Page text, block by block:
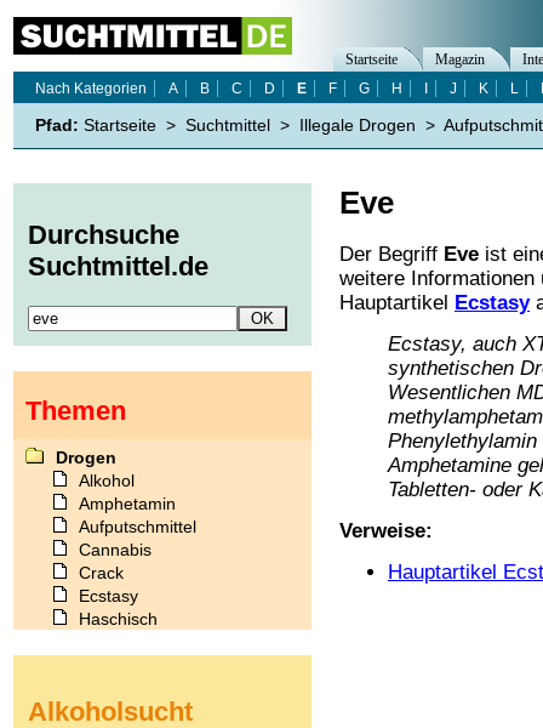
Eve
Der Begriff Eve ist
weitere
Hauptartikel
Ecstasy
Ecstasy, auch
synthetischen
Wesentlichen
Amphetamine
Tabletten- oder
Verweise:
Hauptartikel
Startseite Magazin
Nach Kategorien
A B C D E F G H J K L
Pfad: Startseite > Suchtmittel > Illegale Drogen >
Durchsuche
Suchtmittel.de
Themen
Drogen
Alkohol
Amphetamin
Aufputschmittel
Cannabis
Crack
Ecstasy
Haschisch
Kokain
Alkoholsucht